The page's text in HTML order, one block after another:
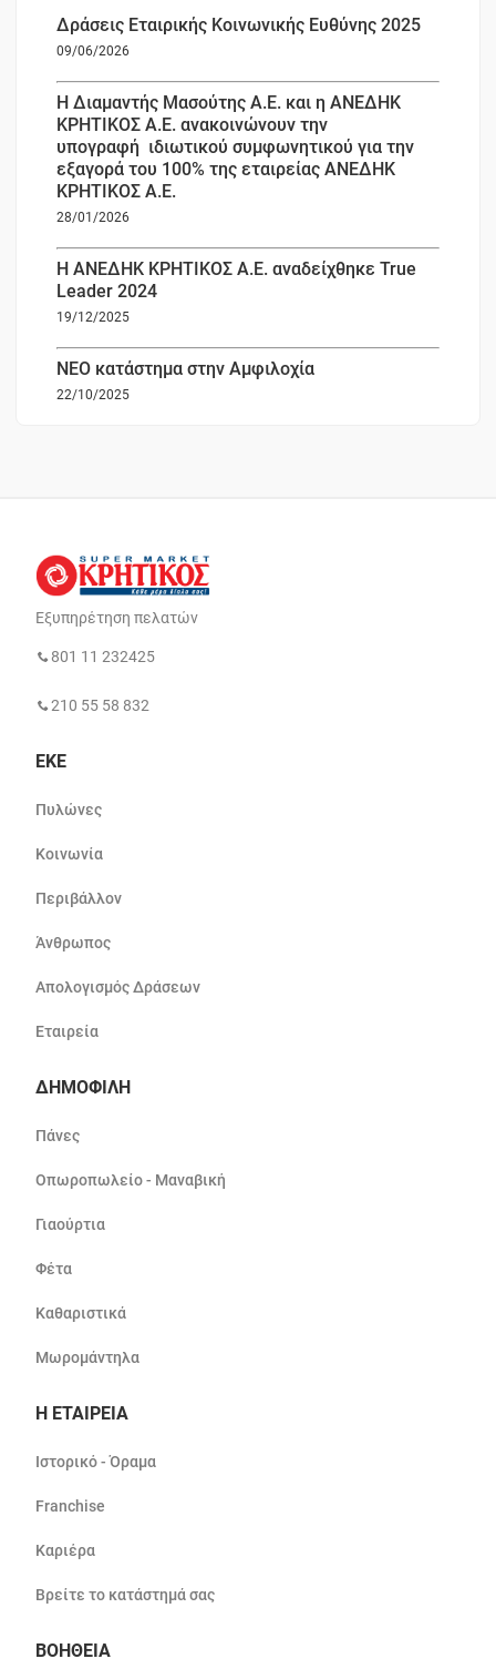
Δράσεις Εταιρικής Κοινωνικής Ευθύνης 2025
09/06/2026
Η Διαμαντής Μασούτης Α.Ε. και η ΑΝΕΔΗΚ
ΚΡΗΤΙΚΟΣ Α.Ε. ανακοινώνουν την
υπογραφή ιδιωτικού συμφωνητικού για την
εξαγορά του 100% της εταιρείας ΑΝΕΔΗΚ
ΚΡΗΤΙΚΟΣ Α.Ε.
28/01/2026
Η ΑΝΕΔΗΚ ΚΡΗΤΙΚΟΣ Α.Ε. αναδείχθηκε True
Leader 2024
19/12/2025
ΝΕΟ κατάστημα στην Αμφιλοχία
22/10/2025
Εξυπηρέτηση πελατών
801 11 232425
210 55 58 832
ΕΚΕ
Πυλώνες
Κοινωνία
Περιβάλλον
Άνθρωπος
Απολογισμός Δράσεων
Εταιρεία
ΔΗΜΟΦΙΛΗ
Πάνες
Οπωροπωλείο - Μαναβική
Γιαούρτια
Φέτα
Καθαριστικά
Μωρομάντηλα
Η ΕΤΑΙΡΕΙΑ
Ιστορικό - Όραμα
Franchise
Καριέρα
Βρείτε το κατάστημά σας
ΒΟΗΘΕΙΑ